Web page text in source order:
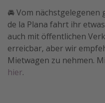
🚘 Vom
de la Plana fahrt ihr
auch mit öffentlichen
erreicbar, aber wir
Mietwagen zu nehmen.
hier.